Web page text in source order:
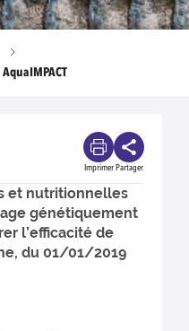
AquaIMPACT
Imprimer Partager
et nutritionnelles
génétiquement
l’efficacité de
du 01/01/2019